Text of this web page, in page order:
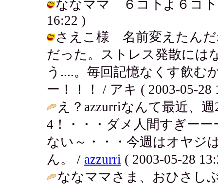
ななママ ６コ下よ６コ下
16:22 )
さえこ様 名前変えたんだ
だった。ストレス発散には
う....。毎回記憶なくす飲む
ー！！！ / アキ ( 2003-05-28
え？azzurriなんて最近、
4！・・・ダメ人間すぎー
ない～・・・今週はオヤジ
ん。 / azzurri ( 2003-05-28
ななママさま、おひさし